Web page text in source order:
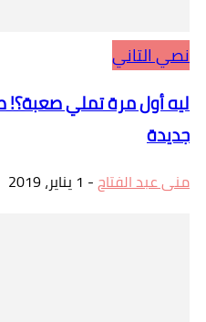
نصي التاني
ليه أول مرة تملي
جديدة
منى عبد الفتاح- 1 يناير، 2019